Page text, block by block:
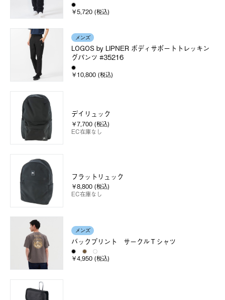
￥5,720 (税込)
メンズ
LOGOS by LIPNER ボディサポートトレッキン
グパンツ #35216
￥10,800 (税込)
デイリュック
￥7,700 (税込)
EC在庫なし
フラットリュック
￥8,800 (税込)
EC在庫なし
メンズ
バックプリント サークルＴシャツ
￥4,950 (税込)